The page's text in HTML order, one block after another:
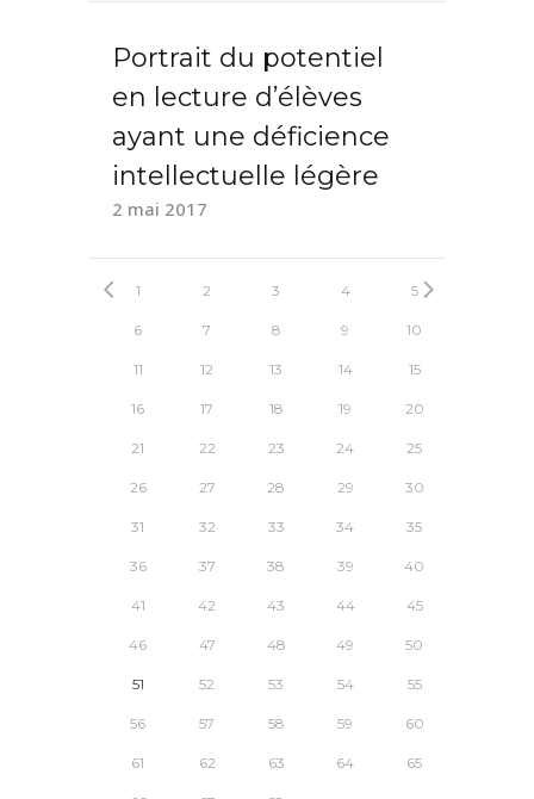
Portrait du potentiel
en lecture d’élèves
ayant une déficience
intellectuelle légère
2 mai 2017
1 2 3 4 5
6 7 8 9 10
11 12 13 14 15
16 17 18 19 20
21 22 23 24 25
26 27 28 29 30
31 32 33 34 35
36 37 38 39 40
41 42 43 44 45
46 47 48 49 50
51 52 53 54 55
56 57 58 59 60
61 62 63 64 65